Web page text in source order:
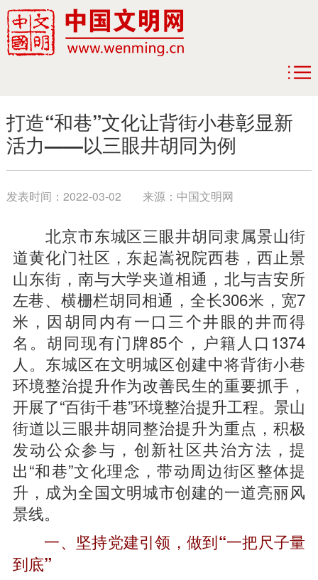
打造“和巷”文化让背街小巷彰显新
活力——以三眼井胡同为例
发表时间： 2022-03-02 来源： 中国文明网
北京市东城区三眼井胡同隶属景山街
道黄化门社区，东起嵩祝院西巷，西止景
山东街，南与大学夹道相通，北与吉安所
左巷、横栅栏胡同相通，全长306米，宽7
米，因胡同内有一口三个井眼的井而得
名。胡同现有门牌85个，户籍人口1374
人。东城区在文明城区创建中将背街小巷
环境整治提升作为改善民生的重要抓手，
开展了“百街千巷”环境整治提升工程。景山
街道以三眼井胡同整治提升为重点，积极
发动公众参与，创新社区共治方法，提
出“和巷”文化理念，带动周边街区整体提
升，成为全国文明城市创建的一道亮丽风
景线。
一、坚持党建引领，做到“一把尺子量
到底”